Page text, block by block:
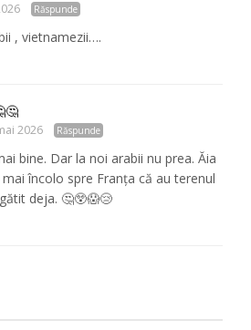
Răspunde
, vietnamezii….
2026 Răspunde
bine. Dar la noi arabii nu prea. Ăia
încolo spre Franța că au terenul
deja. 🤔😲😱😢